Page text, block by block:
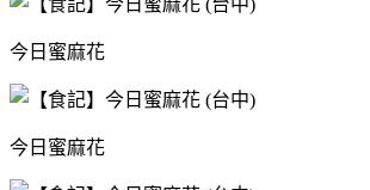
今日蜜麻花
今日蜜麻花